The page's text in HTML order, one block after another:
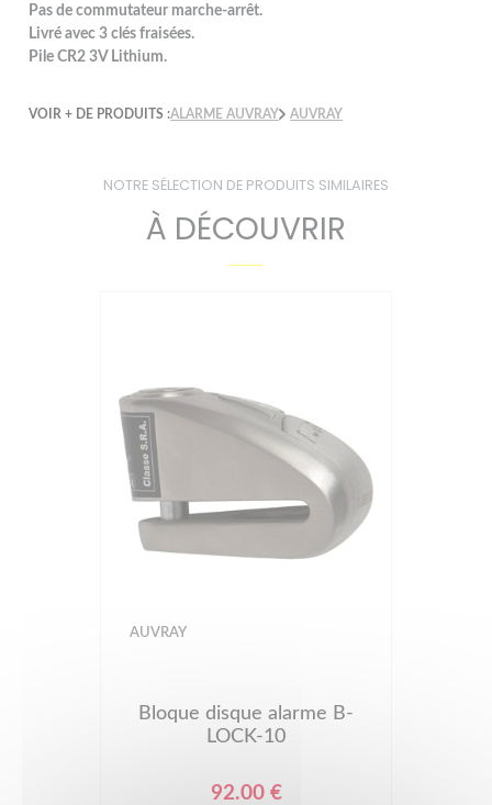
Pas de commutateur marche-arrêt.
Livré avec 3 clés fraisées.
Pile CR2 3V Lithium.
VOIR + DE PRODUITS :ALARME AUVRAY AUVRAY
NOTRE SÉLECTION DE PRODUITS SIMILAIRES
À DÉCOUVRIR
AUVRAY
Bloque disque alarme B-
LOCK-10
92.00 €